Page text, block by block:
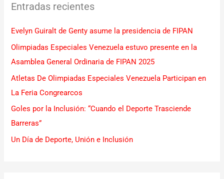
a
p
o
r
:
Entradas recientes
Evelyn Guiralt de Genty asume la presidencia de FIPAN
Olimpiadas Especiales Venezuela estuvo presente en la
Asamblea General Ordinaria de FIPAN 2025
Atletas De Olimpiadas Especiales Venezuela Participan en
La Feria Congrearcos
Goles por la Inclusión: “Cuando el Deporte Trasciende
Barreras”
Un Día de Deporte, Unión e Inclusión